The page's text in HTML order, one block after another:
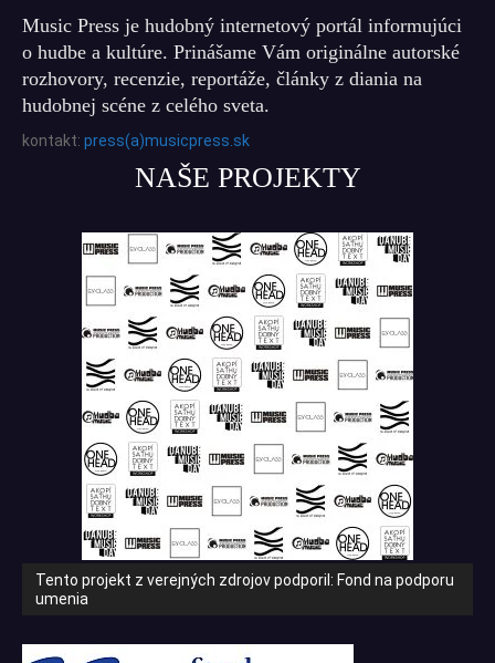
Music Press je hudobný internetový portál informujúci
o hudbe a kultúre. Prinášame Vám originálne autorské
rozhovory, recenzie, reportáže, články z diania na
hudobnej scéne z celého sveta.
kontakt: press(a)musicpress.sk
NAŠE PROJEKTY
Tento projekt z verejných zdrojov podporil: Fond na podporu
umenia